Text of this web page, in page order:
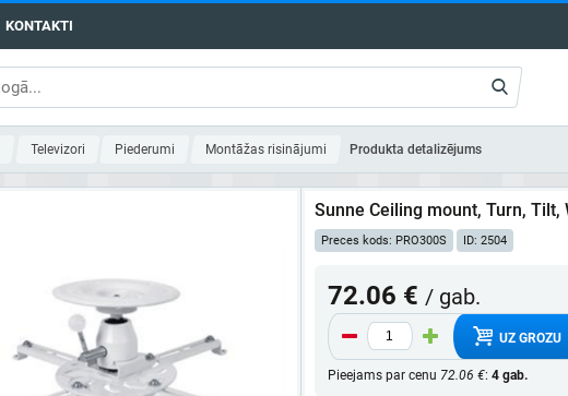
KONTAKTI
Televizori Piederumi Montāžas risinājumi Produkta detalizējums
Sunne Ceiling mount, Turn, Tilt,
Preces kods: PRO300S ID: 2504
72.06 € / gab.
UZ GROZU
Pieejams par cenu 72.06 €: 4 gab.